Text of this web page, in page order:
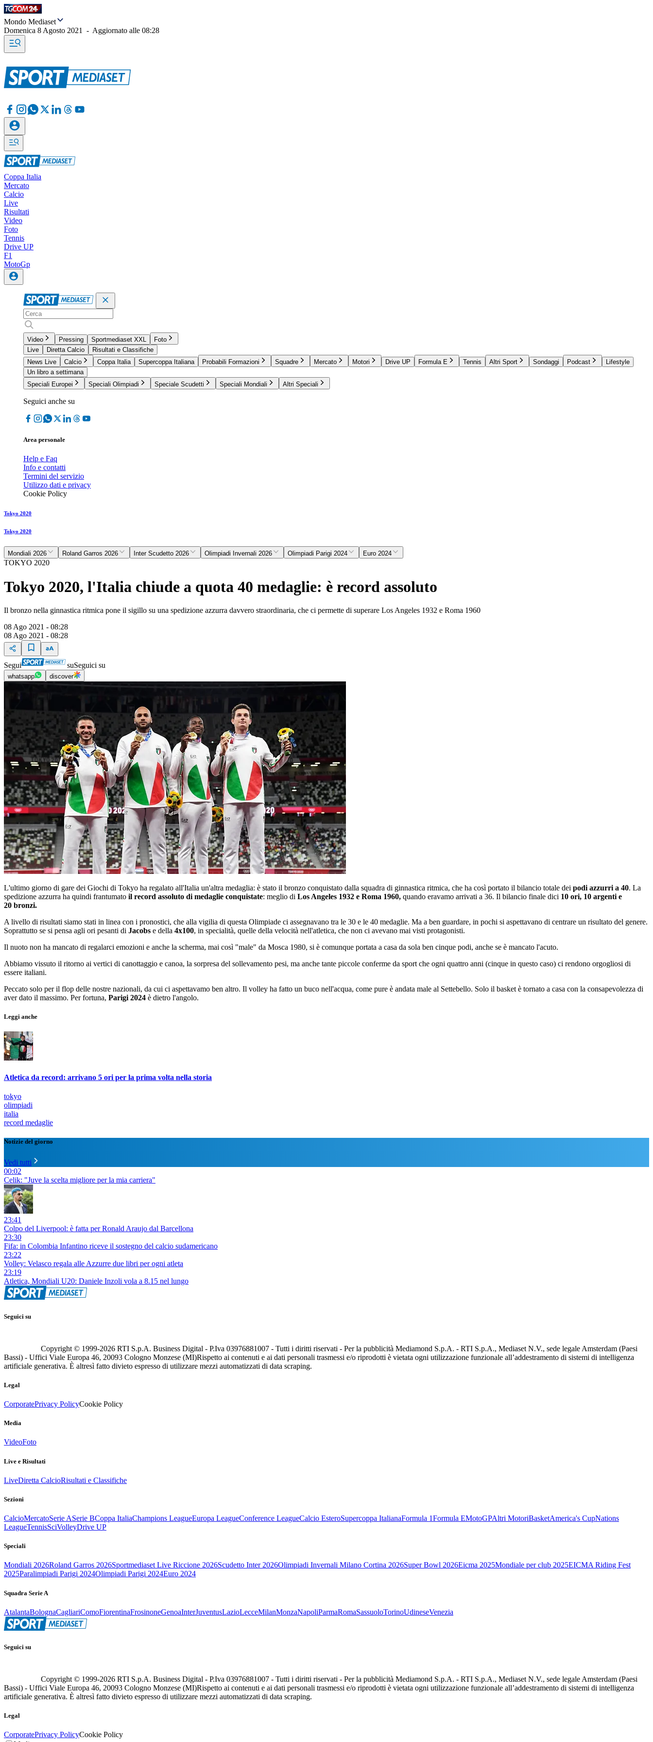
Mondo Mediaset
Domenica 8 Agosto 2021
- Aggiornato alle 08:28
Coppa Italia
Mercato
Calcio
Live
Risultati
Video
Foto
Tennis
Drive UP
F1
MotoGp
Video Pressing Sportmediaset XXL
Foto
Live
Diretta Calcio
Risultati e Classifiche
News Live
Calcio Coppa Italia Supercoppa Italiana Probabili Formazioni Squadre Mercato Motori Drive UP Formula E Tennis Altri Sport Sondaggi Podcast
Lifestyle
Un libro a settimana
Speciali Europei
Speciali Olimpiadi Speciale Scudetti Speciali Mondiali Altri Speciali
Seguici anche su
Area personale
Help e Faq
Info e contatti
Termini del servizio
Utilizzo dati e privacy
Cookie Policy
Tokyo 2020
Tokyo 2020
Mondiali 2026 Roland Garros 2026 Inter Scudetto 2026 Olimpiadi Invernali 2026 Olimpiadi Parigi 2024 Euro 2024
TOKYO 2020
Tokyo 2020, l'Italia chiude a quota 40 medaglie: è record assoluto
Il bronzo nella ginnastica ritmica pone il sigillo su una spedizione azzurra davvero straordinaria, che ci permette di superare Los Angeles 1932 e Roma 1960
08 Ago 2021 - 08:28
08 Ago 2021 - 08:28
Segui suSeguici su
whatsapp discover
L'ultimo giorno di gare dei Giochi di Tokyo ha regalato all'Italia un'altra medaglia: è stato il bronzo conquistato dalla squadra di ginnastica ritmica, che ha così portato il bilancio totale dei podi azzurri a 40. La
spedizione azzurra ha quindi frantumato il record assoluto di medaglie conquistate: meglio di Los Angeles 1932 e Roma 1960, quando eravamo arrivati a 36. Il bilancio finale dici 10 ori, 10 argenti e
20 bronzi.
A livello di risultati siamo stati in linea con i pronostici, che alla vigilia di questa Olimpiade ci assegnavano tra le 30 e le 40 medaglie. Ma a ben guardare, in pochi si aspettavano di centrare un risultato del genere.
Soprattutto se si pensa agli ori pesanti di Jacobs e della 4x100, in specialità, quelle della velocità nell'atletica, che non ci avevano mai visti protagonisti.
Il nuoto non ha mancato di regalarci emozioni e anche la scherma, mai così "male" da Mosca 1980, si è comunque portata a casa da sola ben cinque podi, anche se è mancato l'acuto.
Abbiamo vissuto il ritorno ai vertici di canottaggio e canoa, la sorpresa del sollevamento pesi, ma anche tante piccole conferme da sport che ogni quattro anni (cinque in questo caso) ci rendono orgogliosi di
essere italiani.
Peccato solo per il flop delle nostre nazionali, da cui ci aspettavamo ben altro. Il volley ha fatto un buco nell'acqua, come pure è andata male al Settebello. Solo il basket è tornato a casa con la consapevolezza di
aver dato il massimo. Per fortuna, Parigi 2024 è dietro l'angolo.
Leggi anche
Atletica da record: arrivano 5 ori per la prima volta nella storia
tokyo
olimpiadi
italia
record medaglie
Notizie del giorno
Vedi tutti
00:02
Celik: "Juve la scelta migliore per la mia carriera"
23:41
Colpo del Liverpool: è fatta per Ronald Araujo dal Barcellona
23:30
Fifa: in Colombia Infantino riceve il sostegno del calcio sudamericano
23:22
Volley: Velasco regala alle Azzurre due libri per ogni atleta
23:19
Atletica, Mondiali U20: Daniele Inzoli vola a 8.15 nel lungo
Seguici su
Copyright © 1999-2026 RTI S.p.A. Business Digital - P.Iva 03976881007 - Tutti i diritti riservati - Per la pubblicità Mediamond S.p.A. - RTI S.p.A., Mediaset N.V., sede legale Amsterdam (Paesi
Bassi) - Uffici Viale Europa 46, 20093 Cologno Monzese (MI)Rispetto ai contenuti e ai dati personali trasmessi e/o riprodotti è vietata ogni utilizzazione funzionale all’addestramento di sistemi di intelligenza
artificiale generativa. È altresì fatto divieto espresso di utilizzare mezzi automatizzati di data scraping.
Legal
CorporatePrivacy PolicyCookie Policy
Media
VideoFoto
Live e Risultati
LiveDiretta CalcioRisultati e Classifiche
Sezioni
CalcioMercatoSerie ASerie BCoppa ItaliaChampions LeagueEuropa LeagueConference LeagueCalcio EsteroSupercoppa ItalianaFormula 1Formula EMotoGPAltri MotoriBasketAmerica's CupNations
LeagueTennisSciVolleyDrive UP
Speciali
Mondiali 2026Roland Garros 2026Sportmediaset Live Riccione 2026Scudetto Inter 2026Olimpiadi Invernali Milano Cortina 2026Super Bowl 2026Eicma 2025Mondiale per club 2025EICMA Riding Fest
2025Paralimpiadi Parigi 2024Olimpiadi Parigi 2024Euro 2024
Squadra Serie A
AtalantaBolognaCagliariComoFiorentinaFrosinoneGenoaInterJuventusLazioLecceMilanMonzaNapoliParmaRomaSassuoloTorinoUdineseVenezia
Seguici su
Copyright © 1999-2026 RTI S.p.A. Business Digital - P.Iva 03976881007 - Tutti i diritti riservati - Per la pubblicità Mediamond S.p.A. - RTI S.p.A., Mediaset N.V., sede legale Amsterdam (Paesi
Bassi) - Uffici Viale Europa 46, 20093 Cologno Monzese (MI)Rispetto ai contenuti e ai dati personali trasmessi e/o riprodotti è vietata ogni utilizzazione funzionale all’addestramento di sistemi di intelligenza
artificiale generativa. È altresì fatto divieto espresso di utilizzare mezzi automatizzati di data scraping.
Legal
CorporatePrivacy PolicyCookie Policy